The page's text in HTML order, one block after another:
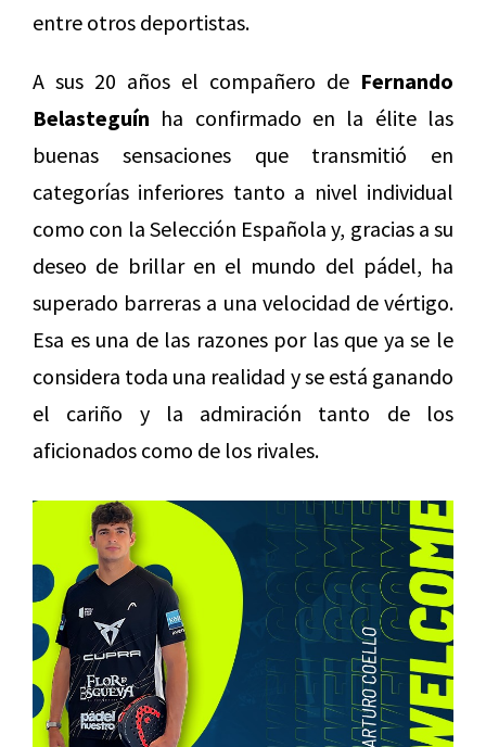
entre otros deportistas.
A sus 20 años el compañero de Fernando
Belasteguín ha confirmado en la élite las
buenas sensaciones que transmitió en
categorías inferiores tanto a nivel individual
como con la Selección Española y, gracias a su
deseo de brillar en el mundo del pádel, ha
superado barreras a una velocidad de vértigo.
Esa es una de las razones por las que ya se le
considera toda una realidad y se está ganando
el cariño y la admiración tanto de los
aficionados como de los rivales.